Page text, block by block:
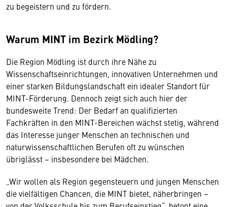
zu begeistern und zu fördern.
Warum MINT im Bezirk Mödling?
Die Region Mödling ist durch ihre Nähe zu
Wissenschaftseinrichtungen, innovativen Unternehmen und
einer starken Bildungslandschaft ein idealer Standort für
MINT-Förderung. Dennoch zeigt sich auch hier der
bundesweite Trend: Der Bedarf an qualifizierten
Fachkräften in den MINT-Bereichen wächst stetig, während
das Interesse junger Menschen an technischen und
naturwissenschaftlichen Berufen oft zu wünschen
übriglässt – insbesondere bei Mädchen.
„Wir wollen als Region gegensteuern und jungen Menschen
die vielfältigen Chancen, die MINT bietet, näherbringen –